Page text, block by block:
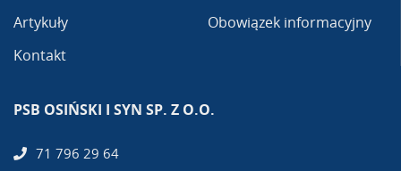
Artykuły
Kontakt
Obowiązek informacyjny
PSB OSIŃSKI I SYN SP. Z O.O.
71 796 29 64